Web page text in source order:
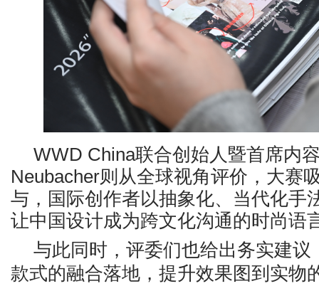
WWD China联合创始人暨首席内
Neubacher则从全球视角评价，大赛
与，国际创作者以抽象化、当代化手
让中国设计成为跨文化沟通的时尚语
与此同时，评委们也给出务实建议
款式的融合落地，提升效果图到实物